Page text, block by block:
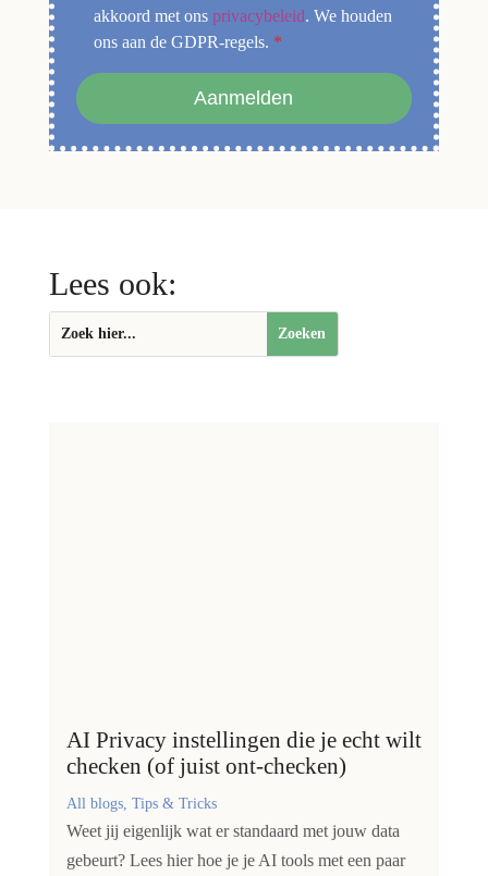
akkoord met ons privacybeleid. We houden
ons aan de GDPR-regels. *
Aanmelden
Lees ook:
AI Privacy instellingen die je echt wilt
checken (of juist ont-checken)
All blogs, Tips & Tricks
Weet jij eigenlijk wat er standaard met jouw data
gebeurt? Lees hier hoe je je AI tools met een paar